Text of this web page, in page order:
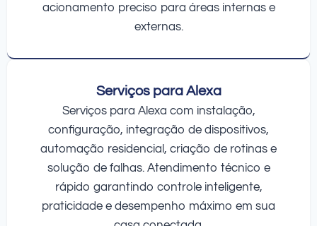
acionamento preciso para áreas internas e
externas.
Serviços para Alexa
Serviços para Alexa com instalação,
configuração, integração de dispositivos,
automação residencial, criação de rotinas e
solução de falhas. Atendimento técnico e
rápido garantindo controle inteligente,
praticidade e desempenho máximo em sua